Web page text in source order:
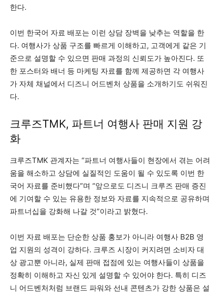
한다.
이번 한국어 자료 배포는 이런 상담 장벽을 낮추는 역할을 한
다. 여행사가 상품 구조를 빠르게 이해하고, 고객에게 같은 기
준으로 설명할 수 있으면 판매 과정의 신뢰도가 높아진다. 또
한 포스터와 배너 등 마케팅 자료를 함께 제공하면 각 여행사
가 자체 채널에서 디즈니 어드벤처 상품을 소개하기도 쉬워진
다.
크루즈TMK, 파트너 여행사 판매 지원 강
화
크루즈TMK 관계자는 “파트너 여행사들이 현장에서 겪는 어려
움을 해소하고 상담에 실질적인 도움이 될 수 있도록 이번 한
국어 자료를 준비했다”며 “앞으로도 디즈니 크루즈 판매 증진
에 기여할 수 있는 유용한 정보와 자료를 지속적으로 공유하며
파트너십을 강화해 나갈 것”이라고 밝혔다.
이번 자료 배포는 단순한 상품 홍보가 아니라 여행사 B2B 영
업 지원의 성격이 강하다. 크루즈 시장이 커지려면 소비자 대
상 광고뿐 아니라, 실제 판매 접점에 있는 여행사들이 상품을
정확히 이해하고 자신 있게 설명할 수 있어야 한다. 특히 디즈
니 어드벤처처럼 브랜드 파워와 선내 콘텐츠가 강한 상품은 설